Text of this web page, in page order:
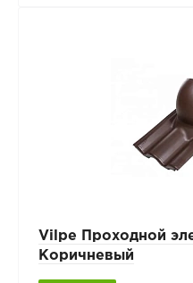
Vilpe Проходной
Коричневый